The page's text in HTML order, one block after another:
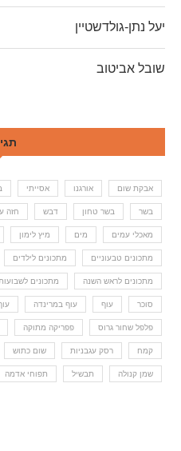
יעל נתן-גולדשטיין
שובל אביטוב
אבקת שום אורגנו אסייתי
בשר בשר טחון דבש חזה
מאכלי עמים מים מיץ לימון
מתכונים טבעוניים מתכונים לילדים
מתכונים לראש השנה מתכונים
סוכר עוף עוף במרינדה
פלפל שחור גרוס פפריקה מתוקה
קמח רסק עגבניות שום כתוש
שמן קנולה תבשיל תפוחי אדמה